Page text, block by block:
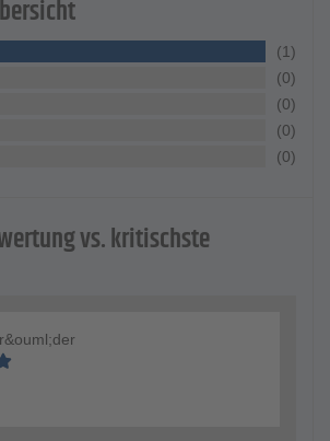
(1)
(0)
(0)
(0)
(0)
vs. kritischste